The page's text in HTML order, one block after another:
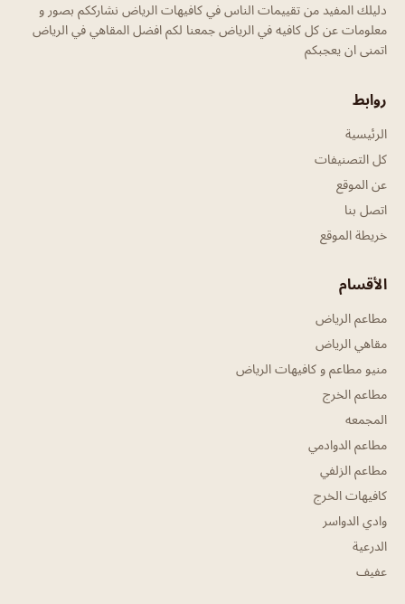
دليلك المفيد من تقييمات الناس في كافيهات الرياض نشارككم بصور و
معلومات عن كل كافيه في الرياض جمعنا لكم افضل المقاهي في الرياض
اتمنى ان يعجبكم
روابط
الرئيسية
كل التصنيفات
عن الموقع
اتصل بنا
خريطة الموقع
الأقسام
مطاعم الرياض
مقاهي الرياض
منيو مطاعم و كافيهات الرياض
مطاعم الخرج
المجمعه
مطاعم الدوادمي
مطاعم الزلفي
كافيهات الخرج
وادي الدواسر
الدرعية
عفيف